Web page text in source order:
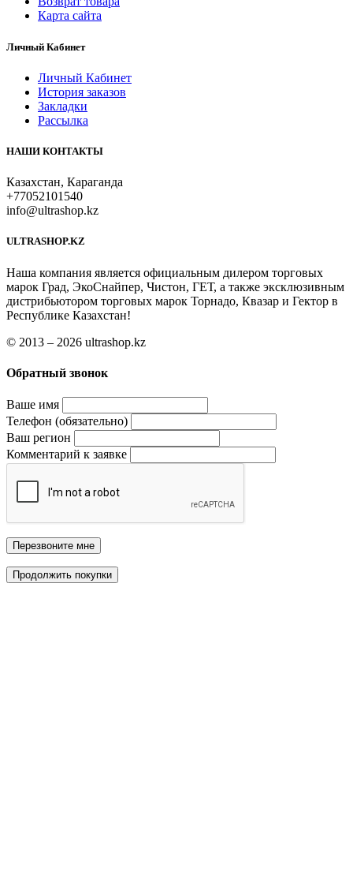
Карта сайта
Личный Кабинет
Личный Кабинет
История заказов
Закладки
Рассылка
НАШИ КОНТАКТЫ
Казахстан, Караганда
+77052101540
info@ultrashop.kz
ULTRASHOP.KZ
Наша компания является официальным дилером торговых
марок Град, ЭкоСнайпер, Чистон, ГЕТ, а также эксклюзивным
дистрибьютором торговых марок Торнадо, Квазар и Гектор в
Республике Казахстан!
© 2013 – 2026 ultrashop.kz
Обратный звонок
Ваше имя
Телефон (обязательно)
Ваш регион
Комментарий к заявке
Перезвоните мне
Продолжить покупки